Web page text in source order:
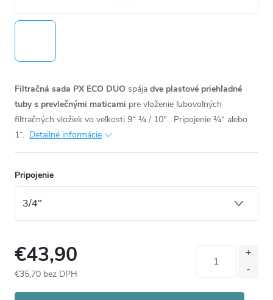
Filtračná sada PX ECO DUO spája dve plastové priehľadné
tuby s prevlečnými maticami pre vloženie ľubovoľných
filtračných vložiek vo veľkosti 9“ ¾ / 10". Pripojenie ¾“ alebo
1“. Detailné informácie
Pripojenie
€43,90
€35,70 bez DPH